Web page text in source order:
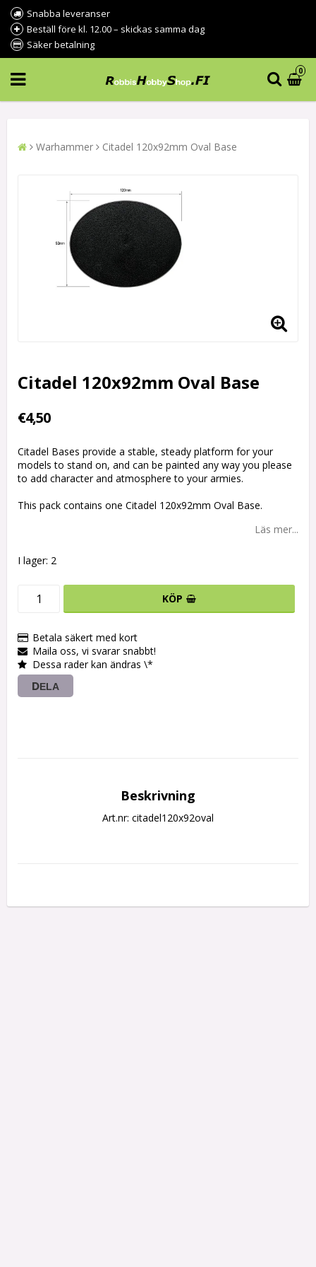
Snabba leveranser
Beställ före kl. 12.00 – skickas samma dag
Säker betalning
0
Warhammer Citadel 120x92mm Oval Base
Citadel 120x92mm Oval Base
€4,50
Citadel Bases provide a stable, steady platform for your
models to stand on, and can be painted any way you please
to add character and atmosphere to your armies.
This pack contains one Citadel 120x92mm Oval Base.
Läs mer...
I lager: 2
KÖP
Betala säkert med kort
Maila oss, vi svarar snabbt!
Dessa rader kan ändras \*
DELA
Beskrivning
Art.nr: citadel120x92oval